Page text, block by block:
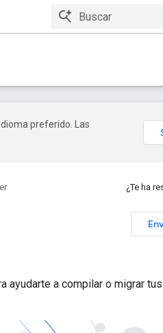
preferido. Las
¿Te ha
ayudarte a compilar o migrar